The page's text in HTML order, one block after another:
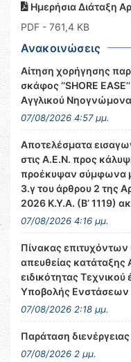
Ημερήσια Διάταξη
PDF - 761,4 KB
Ανακοινώσεις
Αίτηση χορήγησης
σκάφος ‘’SHORE
Αγγλικού Νηογνώμονα
07/08/2026 4:57 μμ.
Αποτελέσματα
στις Α.Ε.Ν. προς
προέκυψαν σύμφωνα
3.γ του άρθρου 2 της
2026 Κ.Υ.Α. (Β’ 1119)
07/08/2026 4:16 μμ.
Πίνακας
απευθείας
ειδικότητας
Υποβολής Ενστάσεων
07/08/2026 2:18 μμ.
Παράταση
07/08/2026 2 μμ.